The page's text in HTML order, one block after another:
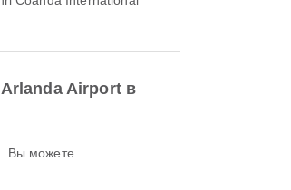
Airport в